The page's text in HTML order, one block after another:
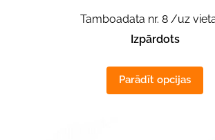
Tamboadata nr. 8 /uz
Izpārdots
Parādīt opcijas